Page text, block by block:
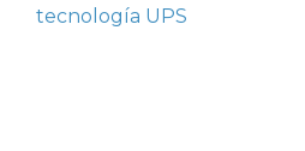
tecnología UPS